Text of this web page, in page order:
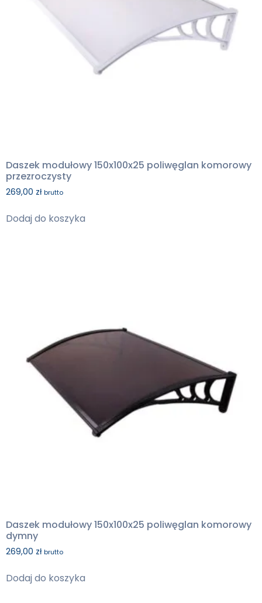
Daszek modułowy 150x100x25 poliwęglan komorowy
przezroczysty
269,00 zł brutto
Dodaj do koszyka
Daszek modułowy 150x100x25 poliwęglan komorowy
dymny
269,00 zł brutto
Dodaj do koszyka